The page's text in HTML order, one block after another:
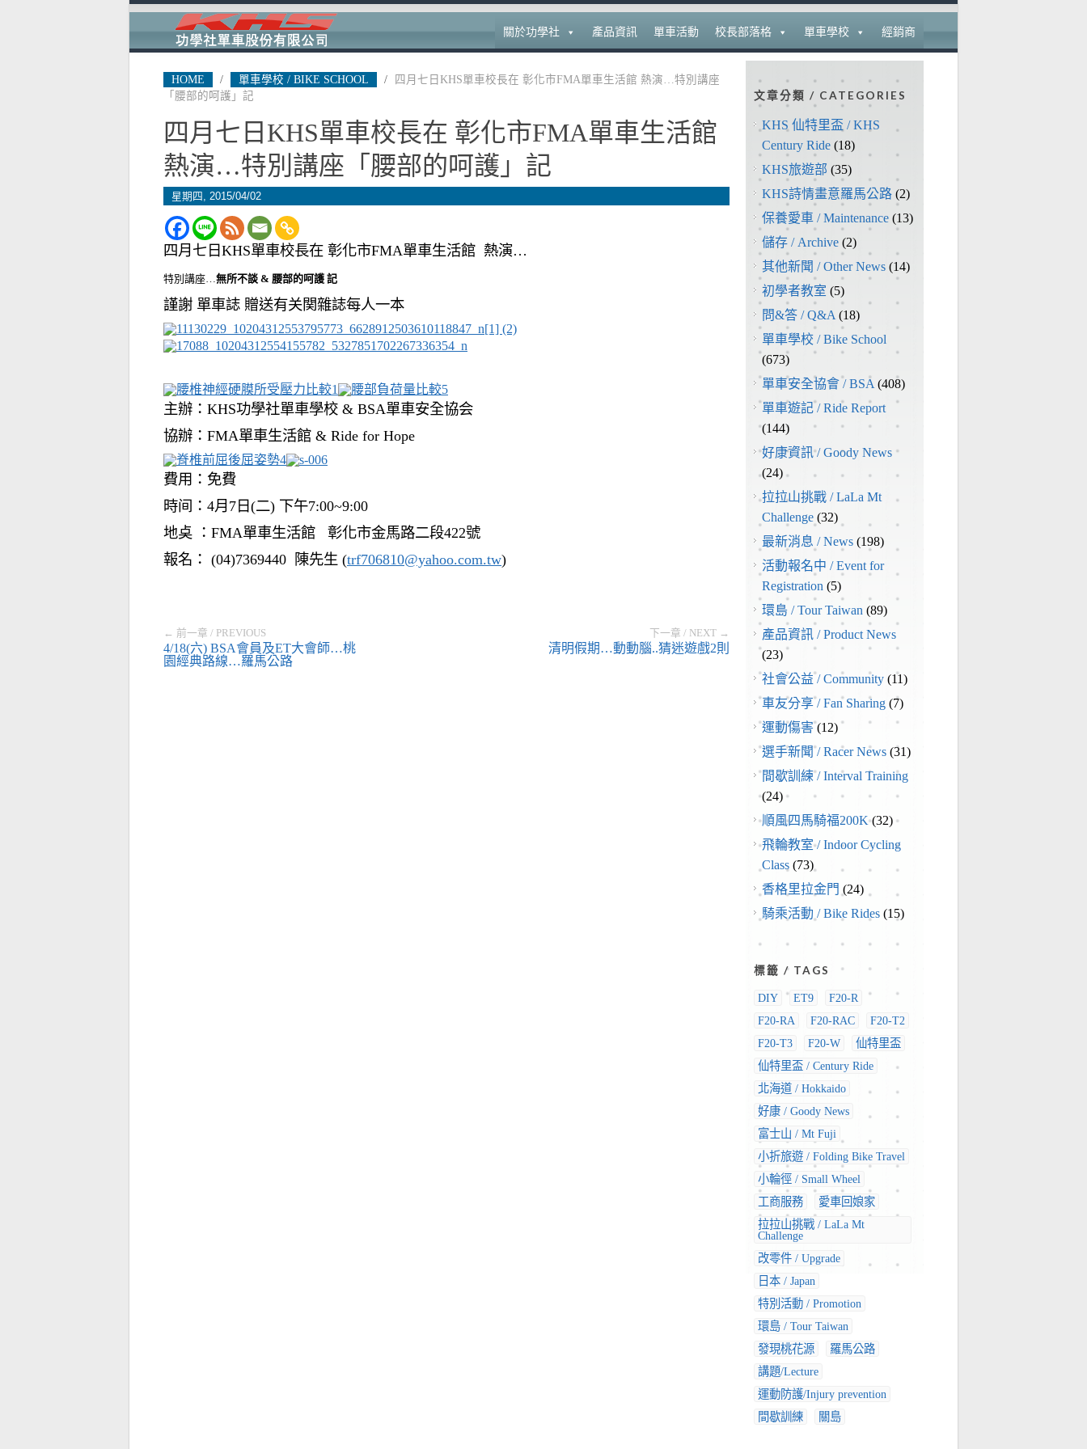
關於功學社 產品資訊 單車活動 校長部落格 單車學校 經銷商
HOME / 單車學校 / BIKE SCHOOL /
四月七日KHS單車校長在 彰化市FMA單車生活館 熱演…特別講座
「腰部的呵護」記
四月七日KHS單車校長在 彰化市FMA單車生活館
熱演…特別講座「腰部的呵護」記
星期四, 2015/04/02
四月七日KHS單車校長在 彰化市FMA單車生活館 熱演…
特別講座…無所不談 & 腰部的呵護 記
謹謝 單車誌 贈送有关関雜誌每人一本
主辦：KHS功學社單車學校 & BSA單車安全協会
協辦：FMA單車生活館 & Ride for Hope
費用：免費
時间：4月7日(二) 下午7:00~9:00
地奌 ：FMA單車生活館 彰化市金馬路二段422號
報名： (04)7369440 陳先生 (trf706810@yahoo.com.tw)
← 前一章 / PREVIOUS
4/18(六) BSA會員及ET大會師…桃
園經典路線…羅馬公路
下一章 / NEXT →
清明假期…動動腦..猜迷遊戲2則
文章分類 / CATEGORIES
KHS 仙特里盃 / KHS
Century Ride (18)
KHS旅遊部 (35)
KHS詩情畫意羅馬公路 (2)
保養愛車 / Maintenance (13)
儲存 / Archive (2)
其他新聞 / Other News (14)
初學者教室 (5)
問&答 / Q&A (18)
單車學校 / Bike School
(673)
單車安全協會 / BSA (408)
單車遊記 / Ride Report
(144)
好康資訊 / Goody News
(24)
拉拉山挑戰 / LaLa Mt
Challenge (32)
最新消息 / News (198)
活動報名中 / Event for
Registration (5)
環島 / Tour Taiwan (89)
產品資訊 / Product News
(23)
社會公益 / Community (11)
車友分享 / Fan Sharing (7)
運動傷害(12)
選手新聞 / Racer News (31)
間歇訓練 / Interval Training
(24)
順風四馬騎福200K(32)
飛輪教室 / Indoor Cycling
Class (73)
香格里拉金門 (24)
騎乘活動 / Bike Rides (15)
標籤 / TAGS
DIY ET9
F20-R
F20-RA
F20-RAC
F20-T2
F20-T3
F20-W
仙特里盃
仙特里盃 / Century Ride
北海道 / Hokkaido
好康 / Goody News
富士山 / Mt Fuji
小折旅遊 / Folding Bike Travel
小輪徑 / Small Wheel
工商服務
愛車回娘家
拉拉山挑戰 / LaLa Mt
Challenge
改零件 / Upgrade
日本 / Japan
特別活動 / Promotion
環島 / Tour Taiwan
發現桃花源
羅馬公路
講題/Lecture
運動防護/Injury prevention
間歇訓練
關島